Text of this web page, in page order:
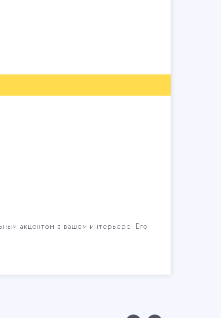
акцентом в вашем интерьере. Его